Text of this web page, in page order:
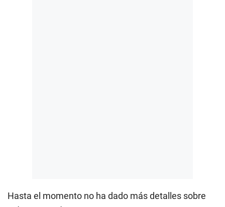
Hasta el momento no ha dado más detalles sobre